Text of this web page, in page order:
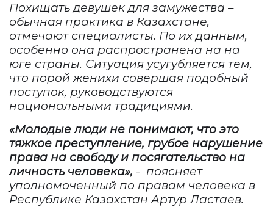
Похищать девушек для замужества –
обычная практика в Казахстане,
отмечают специалисты. По их данным,
особенно она распространена на на
юге страны. Ситуация усугубляется тем,
что порой женихи совершая подобный
поступок, руководствуются
национальными традициями.
«Молодые люди не понимают, что это
тяжкое преступление, грубое нарушение
права на свободу и посягательство на
личность человека», - поясняет
уполномоченный по правам человека в
Республике Казахстан Артур Ластаев.